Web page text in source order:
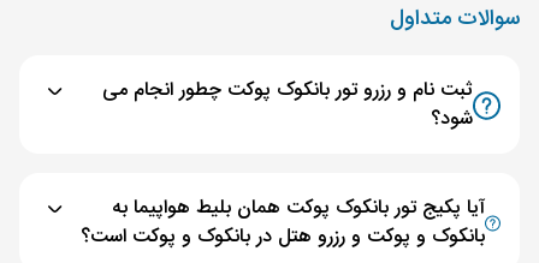
سوالات متداول
ثبت نام و رزرو تور بانکوک پوکت چطور انجام می
شود؟
آیا پکیج تور بانکوک پوکت همان بلیط هواپیما به
بانکوک و پوکت و رزرو هتل در بانکوک و پوکت است؟